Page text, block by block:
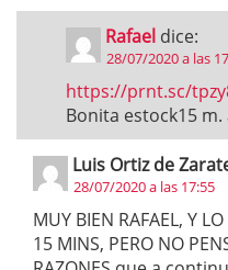
Rafael dice:
28/07/2020 a las
https://prnt.sc/
Bonita estock15 m.
Luis Ortiz de
28/07/2020 a las 17:55
MUY BIEN RAFAEL, Y
15 MINS, PERO NO